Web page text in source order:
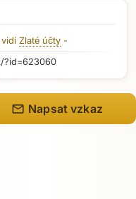
Zlaté účty -
?id=623060
mail Napsat vzkaz